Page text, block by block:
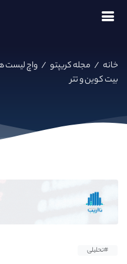
خانه / مجله کریپتو /
بیت کوین و تتر
#تحلیلی